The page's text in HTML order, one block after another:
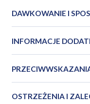
DAWKOWANIE I
INFORMACJE
OSTRZEŻENIA I